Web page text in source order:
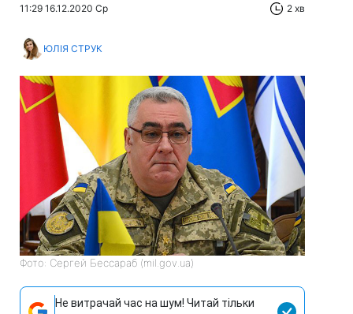
11:29 16.12.2020 Ср 2 хв
ЮЛІЯ СТРУК
Фото: Сергей Бессараб (mil.gov.ua)
Не витрачай час на шум! Читай тільки